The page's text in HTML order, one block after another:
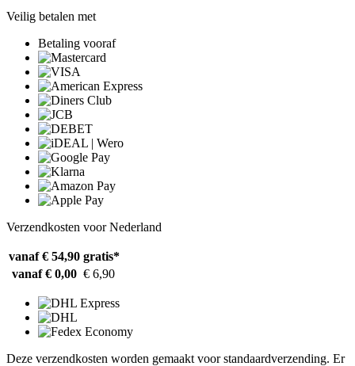
Veilig betalen met
Betaling vooraf
Verzendkosten voor Nederland
vanaf € 54,90 gratis*
vanaf € 0,00 € 6,90
Deze verzendkosten worden gemaakt voor standaardverzending. Er